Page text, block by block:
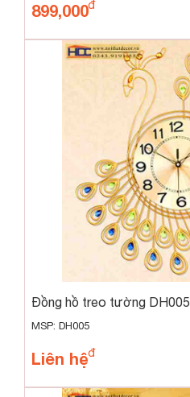
899,000
Đồng hồ treo tường DH005
MSP: DH005
Liên hệ